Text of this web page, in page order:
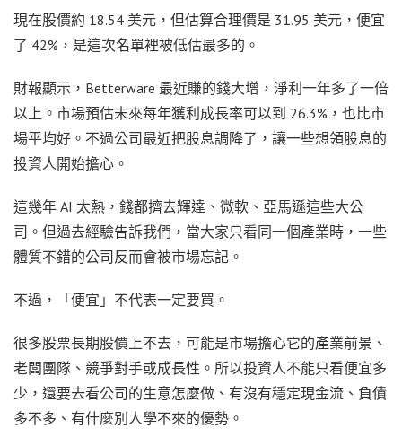
現在股價約 18.54 美元，但估算合理價是 31.95 美元，便宜
了 42%，是這次名單裡被低估最多的。
財報顯示，Betterware 最近賺的錢大增，淨利一年多了一倍
以上。市場預估未來每年獲利成長率可以到 26.3%，也比市
場平均好。不過公司最近把股息調降了，讓一些想領股息的
投資人開始擔心。
這幾年 AI 太熱，錢都擠去輝達、微軟、亞馬遜這些大公
司。但過去經驗告訴我們，當大家只看同一個產業時，一些
體質不錯的公司反而會被市場忘記。
不過，「便宜」不代表一定要買。
很多股票長期股價上不去，可能是市場擔心它的產業前景、
老闆團隊、競爭對手或成長性。所以投資人不能只看便宜多
少，還要去看公司的生意怎麼做、有沒有穩定現金流、負債
多不多、有什麼別人學不來的優勢。